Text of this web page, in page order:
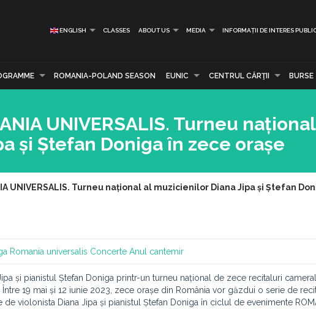
ENGLISH CLASSES ABOUT US MEDIA INFORMAȚII DE INTERES
ROMANIA-POLAND SEASON EUNIC CENTRUL CĂRŢII BURSE
UNIVERSALIS. Turneu
și Ștefan Doniga în zece orașe
UNIVERSALIS. Turneu național al muzicienilor Diana Jipa și Ștefan
Romania universalis Concerte Anul cantemir
și pianistul Ștefan Doniga printr-un turneu național de zece recitaluri
19 mai și 12 iunie 2023, zece orașe din România vor găzdui o serie de
violonista Diana Jipa și pianistul Ștefan Doniga în ciclul de evenimente